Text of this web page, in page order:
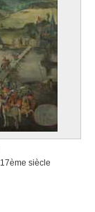
siècle